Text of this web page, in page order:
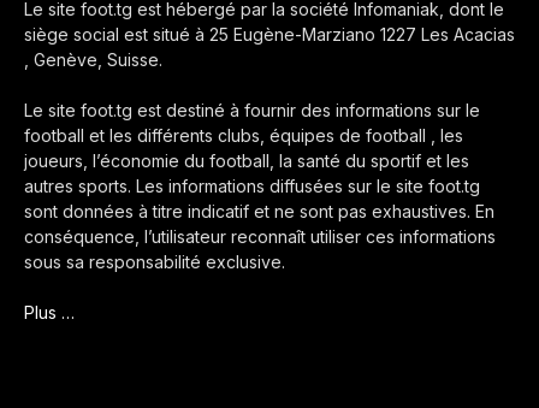
Le site foot.tg est hébergé par la société Infomaniak, dont le
siège social est situé à 25 Eugène-Marziano 1227 Les Acacias
, Genève, Suisse.
Le site foot.tg est destiné à fournir des informations sur le
football et les différents clubs, équipes de football , les
joueurs, l’économie du football, la santé du sportif et les
autres sports. Les informations diffusées sur le site foot.tg
sont données à titre indicatif et ne sont pas exhaustives. En
conséquence, l’utilisateur reconnaît utiliser ces informations
sous sa responsabilité exclusive.
Plus …